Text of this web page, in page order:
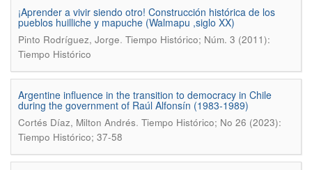
¡Aprender a vivir siendo otro! Construcción histórica de los
pueblos huilliche y mapuche (Walmapu ,siglo XX)
Pinto Rodríguez, Jorge. Tiempo Histórico; Núm. 3 (2011):
Tiempo Histórico
Argentine influence in the transition to democracy in Chile
during the government of Raúl Alfonsín (1983-1989)
Cortés Díaz, Milton Andrés. Tiempo Histórico; No 26 (2023):
Tiempo Histórico; 37-58